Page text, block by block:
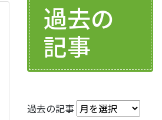
過去の
記事
過去の記事